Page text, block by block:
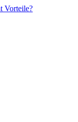
Vorteile?